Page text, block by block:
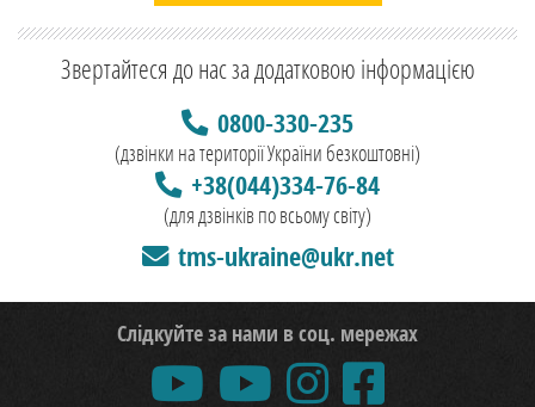
Звертайтеся до нас за додатковою інформацією
0800-330-235
(дзвінки на території України безкоштовні)
+38(044)334-76-84
(для дзвінків по всьому світу)
tms-ukraine@ukr.net
Слідкуйте за нами в соц. мережах